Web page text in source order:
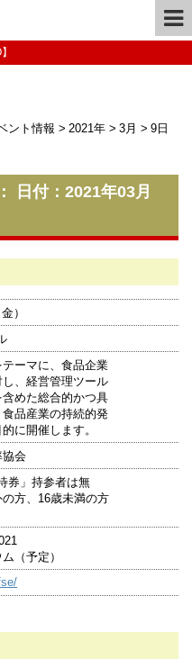
ント情報 > 2021年> 3月 > 9日
日付：2021年03月
）
テーマに、食品企業
、経営管理ツール
めた総合的かつ具
品産業の持続的発
に開催します。
協会
券」持参者は無
方、16歳未満の方
（予定）